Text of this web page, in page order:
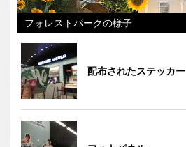
フォレストパークの様子
配布されたステッカー